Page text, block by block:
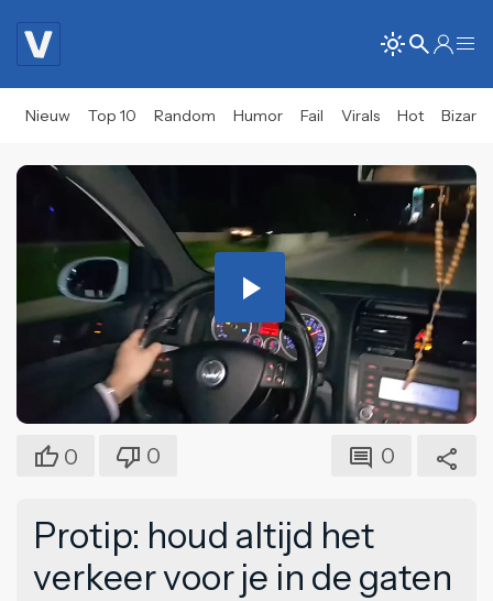
Nieuw Top 10 Random Humor Fail Virals Hot Bizar
Play
Video
0 0 0
Protip: houd altijd het
verkeer voor je in de gaten